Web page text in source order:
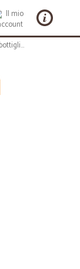
Cerve bottiglia vetro lt.1 60's